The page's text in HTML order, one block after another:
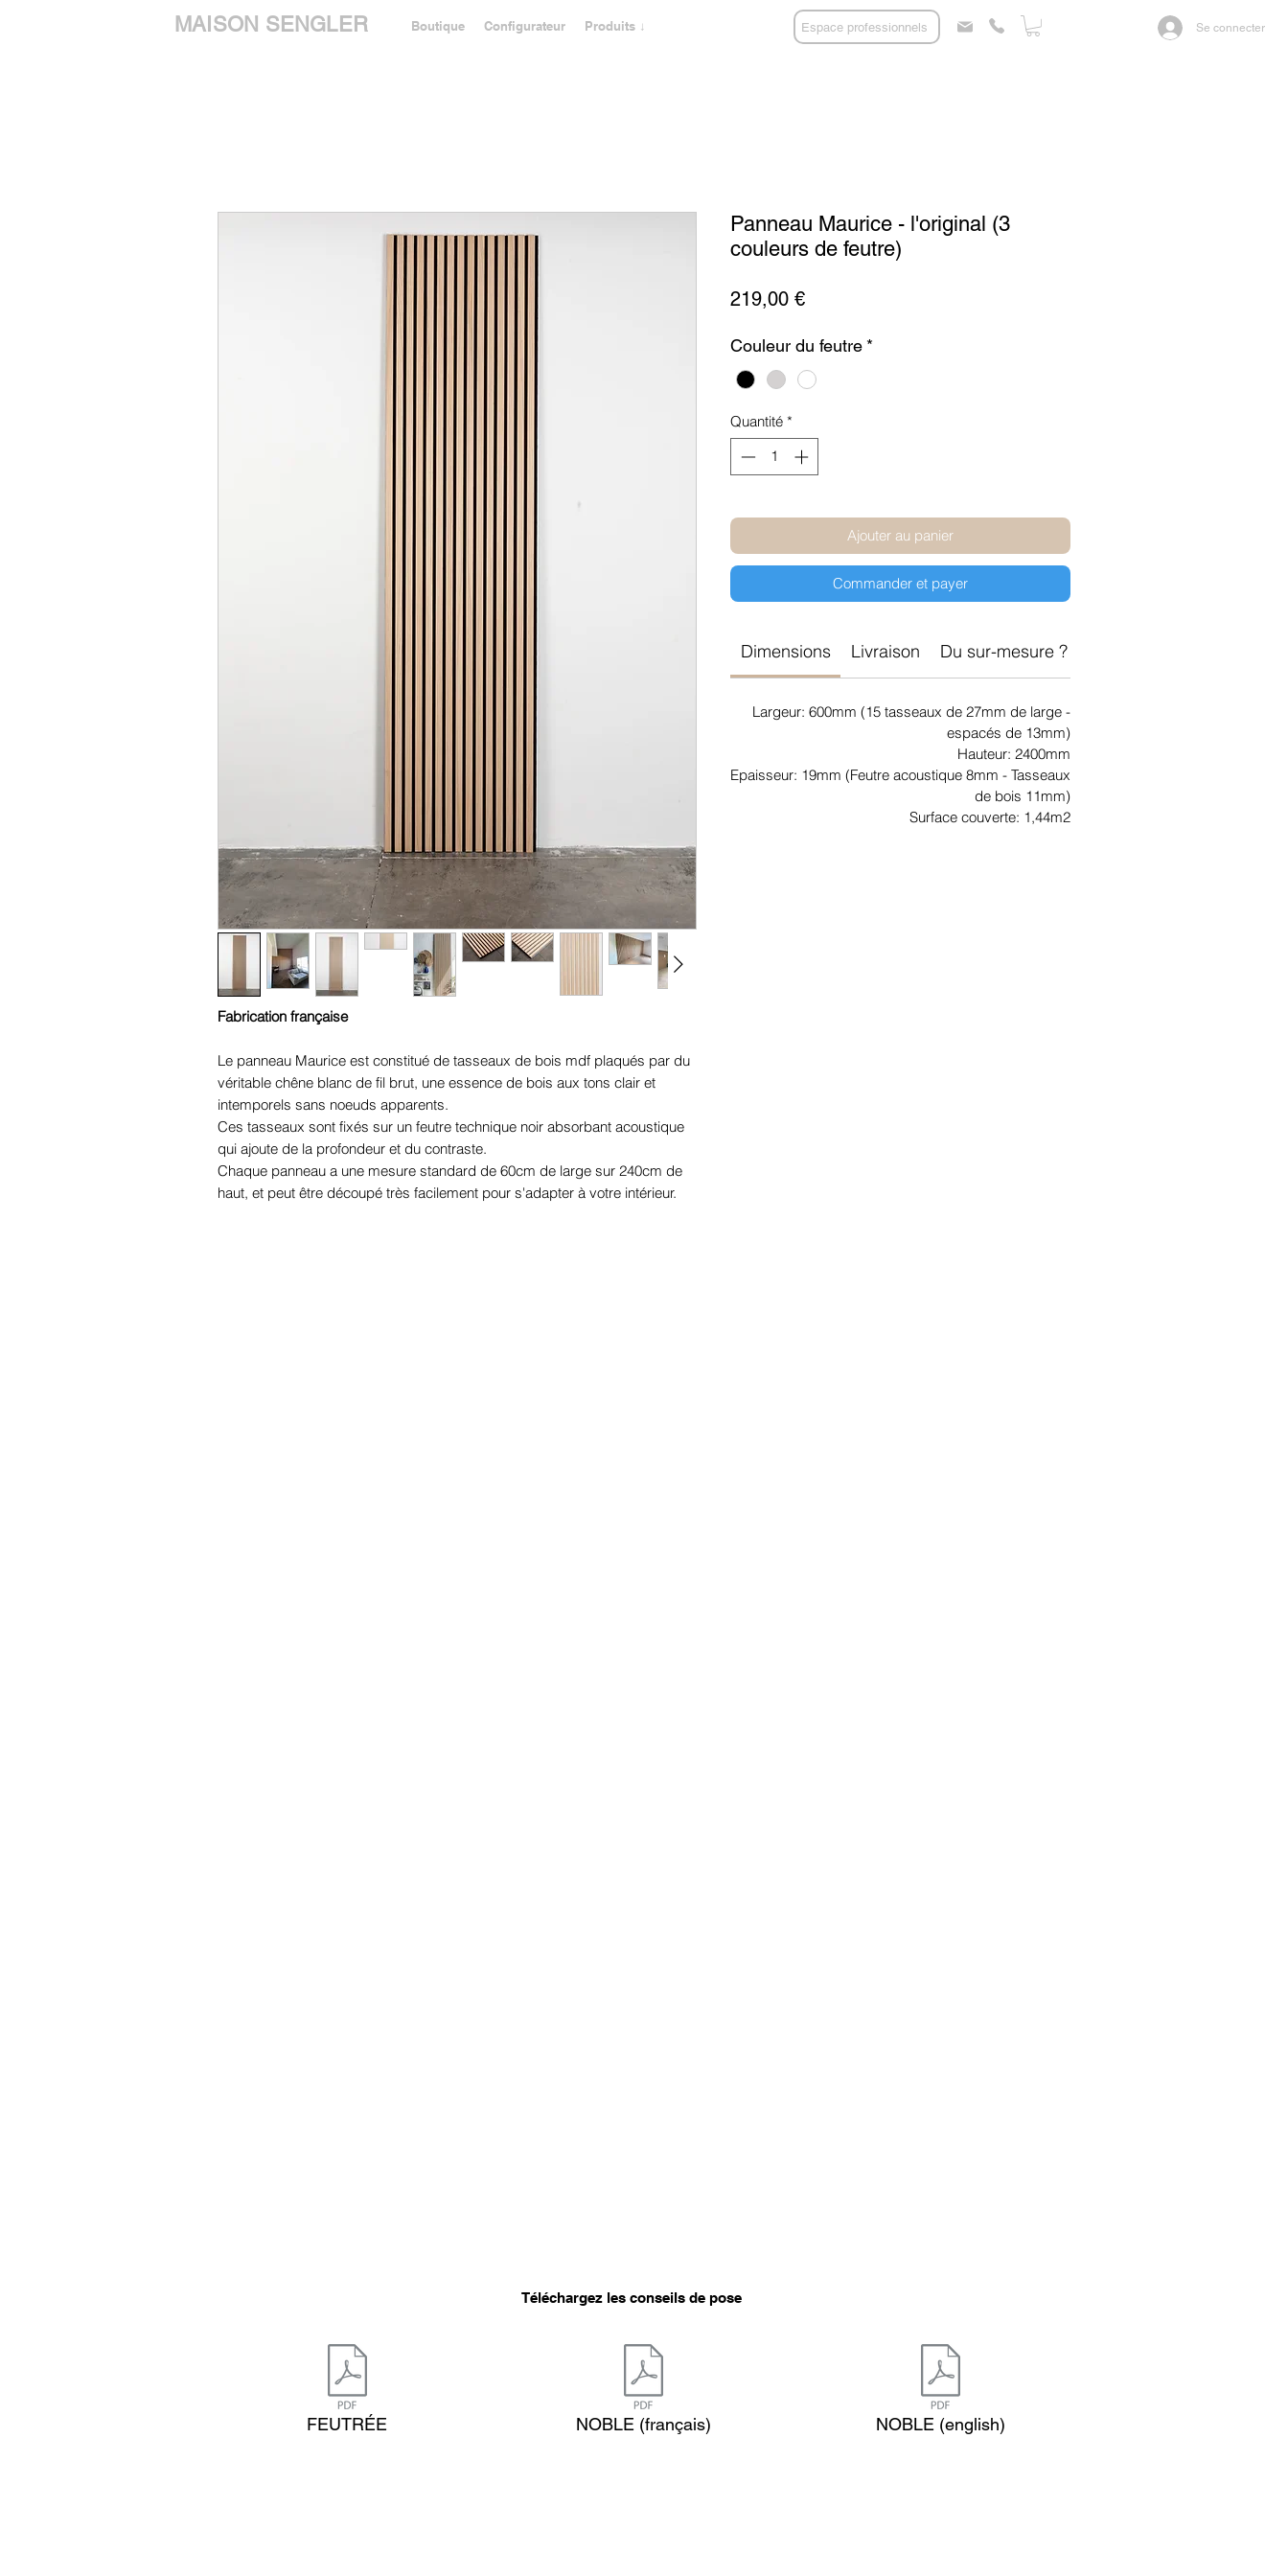
MAISON SENGLER Boutique Configurateur Produits ↓ Espace professionnels Se connecter
Fabrication française
Le panneau Maurice est constitué de tasseaux de bois mdf plaqués par du
véritable chêne blanc de fil brut, une essence de bois aux tons clair et
intemporels sans noeuds apparents.
Ces tasseaux sont fixés sur un feutre technique noir absorbant acoustique
qui ajoute de la profondeur et du contraste.
Chaque panneau a une mesure standard de 60cm de large sur 240cm de
haut, et peut être découpé très facilement pour s'adapter à votre intérieur.
Panneau Maurice - l'original (3
couleurs de feutre)
219,00 €Prix
Couleur du feutre *
Quantité *
Ajouter au panier
Commander et payer
Dimensions Livraison Du sur-mesure ?
Largeur: 600mm (15 tasseaux de 27mm de large -
espacés de 13mm)
Hauteur: 2400mm
Epaisseur: 19mm (Feutre acoustique 8mm - Tasseaux
de bois 11mm)
Surface couverte: 1,44m2
Téléchargez les conseils de pose
FEUTRÉE NOBLE (français) NOBLE (english)